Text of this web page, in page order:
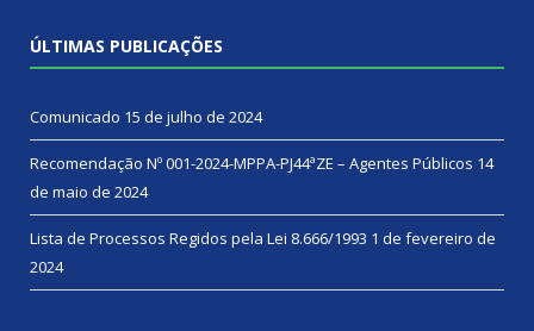
ÚLTIMAS PUBLICAÇÕES
Comunicado 15 de julho de 2024
Recomendação Nº 001-2024-MPPA-PJ44ªZE – Agentes Públicos 14
de maio de 2024
Lista de Processos Regidos pela Lei 8.666/1993 1 de fevereiro de
2024